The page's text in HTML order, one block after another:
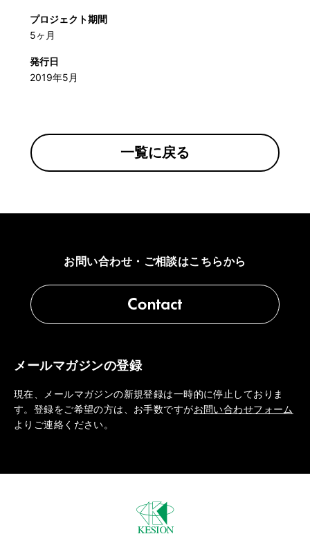
プロジェクト期間
5ヶ月
発行日
2019年5月
一覧に戻る
お問い合わせ・ご相談はこちらから
メールマガジンの登録
現在、メールマガジンの新規登録は一時的に停止しておりま
す。登録をご希望の方は、お手数ですがお問い合わせフォーム
よりご連絡ください。